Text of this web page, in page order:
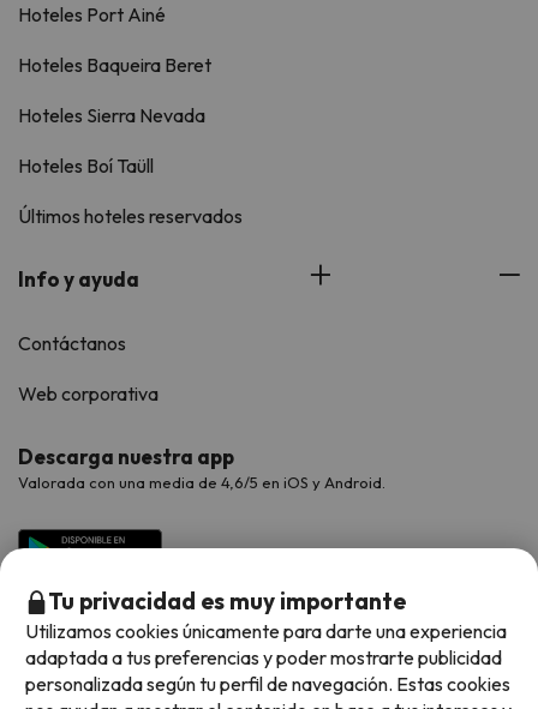
Hoteles Port Ainé
Hoteles Baqueira Beret
Hoteles Sierra Nevada
Hoteles Boí Taüll
Últimos hoteles reservados
Info y ayuda
Contáctanos
Web corporativa
Descarga nuestra app
Valorada con una media de 4,6/5 en iOS y Android.
Tu privacidad es muy importante
Utilizamos cookies únicamente para darte una experiencia
adaptada a tus preferencias y poder mostrarte publicidad
personalizada según tu perfil de navegación. Estas cookies